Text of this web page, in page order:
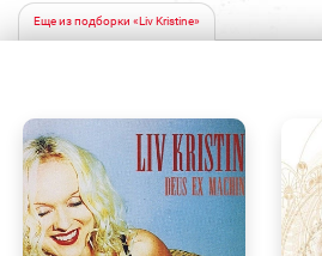
Еще из подборки «Liv Kristine»